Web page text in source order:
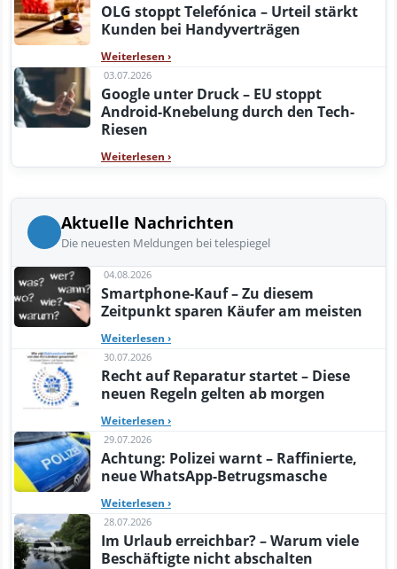
OLG stoppt Telefónica – Urteil stärkt
Kunden bei Handyverträgen
Weiterlesen ›
03.07.2026
Google unter Druck – EU stoppt
Android-Knebelung durch den Tech-
Riesen
Weiterlesen ›
Aktuelle Nachrichten
Die neuesten Meldungen bei telespiegel
04.08.2026
Smartphone-Kauf – Zu diesem
Zeitpunkt sparen Käufer am meisten
Weiterlesen ›
30.07.2026
Recht auf Reparatur startet – Diese
neuen Regeln gelten ab morgen
Weiterlesen ›
29.07.2026
Achtung: Polizei warnt – Raffinierte,
neue WhatsApp-Betrugsmasche
Weiterlesen ›
28.07.2026
Im Urlaub erreichbar? – Warum viele
Beschäftigte nicht abschalten